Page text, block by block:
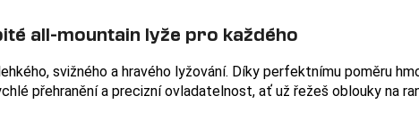
all-mountain lyže pro každého
svižného a hravého lyžování. Díky perfektnímu poměru
přehranění a precizní ovladatelnost, ať už řežeš oblouky na